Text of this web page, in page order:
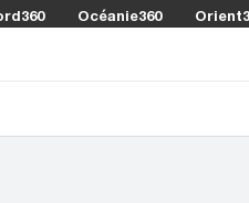
Océanie360